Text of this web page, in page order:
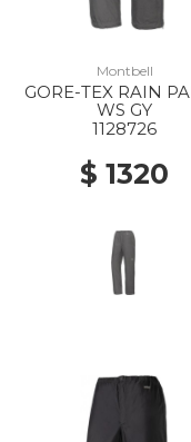
Montbell
GORE-TEX RAIN
WS GY
1128726
$ 1320